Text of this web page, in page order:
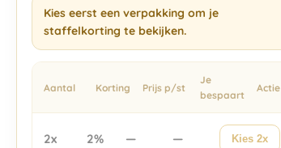
Kies eerst een verpakking om je
staffelkorting te bekijken.
Aantal Korting Prijs p/st
Je
bespaart
Actie
2x 2% — — Kies 2x